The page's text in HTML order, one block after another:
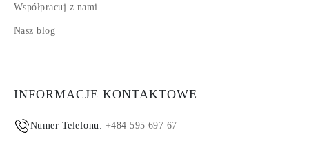
Współpracuj z nami
Nasz blog
INFORMACJE KONTAKTOWE
Numer Telefonu: +484 595 697 67